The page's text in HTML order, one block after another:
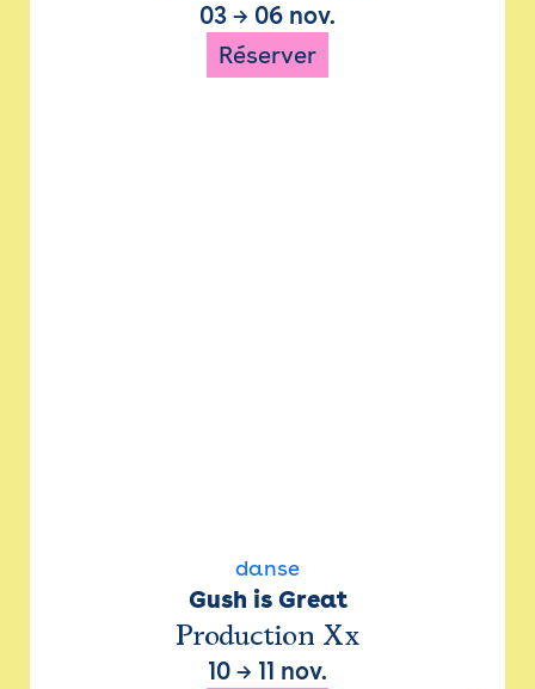
03 → 06 nov.
Réserver
danse
Gush is Great
Production Xx
10 → 11 nov.